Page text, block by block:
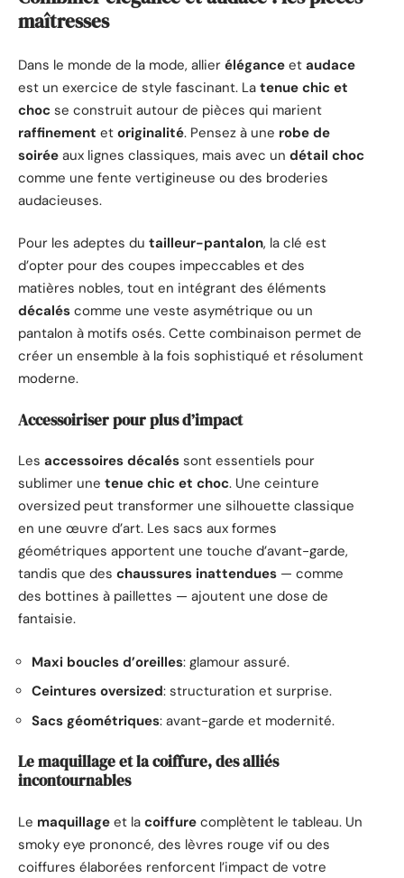
maîtresses
Dans le monde de la mode, allier élégance et audace
est un exercice de style fascinant. La tenue chic et
choc se construit autour de pièces qui marient
raffinement et originalité. Pensez à une robe de
soirée aux lignes classiques, mais avec un détail choc
comme une fente vertigineuse ou des broderies
audacieuses.
Pour les adeptes du tailleur-pantalon, la clé est
d’opter pour des coupes impeccables et des
matières nobles, tout en intégrant des éléments
décalés comme une veste asymétrique ou un
pantalon à motifs osés. Cette combinaison permet de
créer un ensemble à la fois sophistiqué et résolument
moderne.
Accessoiriser pour plus d’impact
Les accessoires décalés sont essentiels pour
sublimer une tenue chic et choc. Une ceinture
oversized peut transformer une silhouette classique
en une œuvre d’art. Les sacs aux formes
géométriques apportent une touche d’avant-garde,
tandis que des chaussures inattendues — comme
des bottines à paillettes — ajoutent une dose de
fantaisie.
Maxi boucles d’oreilles: glamour assuré.
Ceintures oversized: structuration et surprise.
Sacs géométriques: avant-garde et modernité.
Le maquillage et la coiffure, des alliés
incontournables
Le maquillage et la coiffure complètent le tableau. Un
smoky eye prononcé, des lèvres rouge vif ou des
coiffures élaborées renforcent l’impact de votre